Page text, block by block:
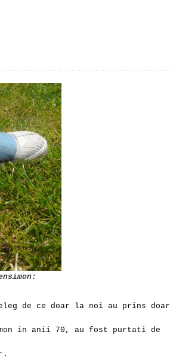
de ce doar la noi au prins doar
in anii 70, au fost purtati de
.